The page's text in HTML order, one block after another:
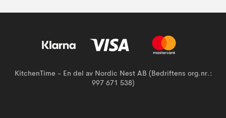
KitchenTime - En del av Nordic Nest AB (Bedriftens org.nr.:
997 671 538)